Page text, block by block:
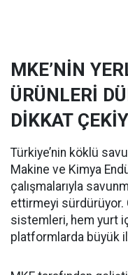
MKE’NİN
ÜRÜNLERİ
DİKKAT
Türkiye’nin köklü
Makine ve Kimya
çalışmalarıyla
ettirmeyi sürdürüyor.
sistemleri, hem yurt
platformlarda büyük